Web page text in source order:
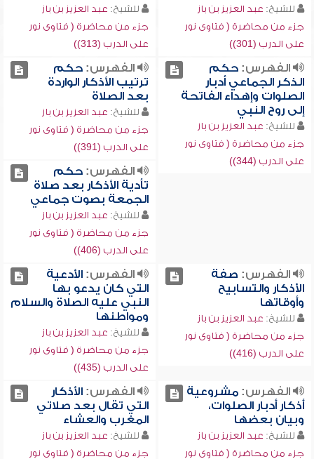
للشيخ: عبد العزيز بن باز
جزء من محاضرة ( فتاوى نور
على الدرب (301))
للشيخ: عبد العزيز بن باز
جزء من محاضرة ( فتاوى نور
على الدرب (313))
الفهرس:حكم
الذكر الجماعي أدبار
الصلوات وإهداء الفاتحة
إلى روح النبي
للشيخ: عبد العزيز بن باز
جزء من محاضرة ( فتاوى نور
على الدرب (344))
الفهرس:حكم
ترتيب الأذكار الواردة
بعد الصلاة
للشيخ: عبد العزيز بن باز
جزء من محاضرة ( فتاوى نور
على الدرب (391))
الفهرس:حكم
تأدية الأذكار بعد صلاة
الجمعة بصوت جماعي
للشيخ: عبد العزيز بن باز
جزء من محاضرة ( فتاوى نور
على الدرب (406))
الفهرس: صفة
الأذكار والتسابيح
وأوقاتها
للشيخ: عبد العزيز بن باز
جزء من محاضرة ( فتاوى نور
على الدرب (416))
الفهرس:الأدعية
التي كان يدعو بها
النبي عليه الصلاة والسلام
ومواطنها
للشيخ: عبد العزيز بن باز
جزء من محاضرة ( فتاوى نور
على الدرب (435))
الفهرس:مشروعية
أذكار أدبار الصلوات،
وبيان بعضها
للشيخ: عبد العزيز بن باز
جزء من محاضرة ( فتاوى نور
الفهرس:الأذكار
التي تقال بعد صلاتي
المغرب والعشاء
للشيخ: عبد العزيز بن باز
جزء من محاضرة ( فتاوى نور